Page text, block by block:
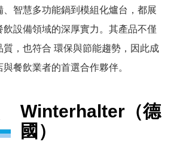
、智慧多功能鍋到模組化爐台，都展
飲設備領域的深厚實力。其產品不僅
質，也符合 環保與節能趨勢，因此成
餐飲業者的首選合作夥伴。
Winterhalter（德
國）